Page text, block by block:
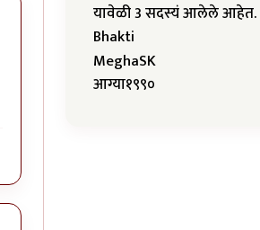
यावेळी 3 सदस्यं आलेले आहेत.
Bhakti
MeghaSK
आग्या१९९०